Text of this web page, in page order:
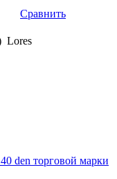
Сравнить
Lores